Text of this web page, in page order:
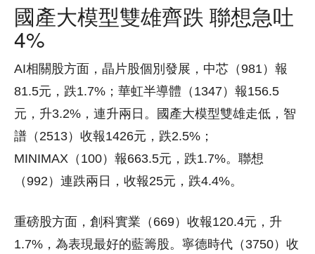
國產大模型雙雄齊跌 聯想急吐
4%
AI相關股方面，晶片股個別發展，中芯（981）報
81.5元，跌1.7%；華虹半導體（1347）報156.5
元，升3.2%，連升兩日。國產大模型雙雄走低，智
譜（2513）收報1426元，跌2.5%；
MINIMAX（100）報663.5元，跌1.7%。聯想
（992）連跌兩日，收報25元，跌4.4%。
重磅股方面，創科實業（669）收報120.4元，升
1.7%，為表現最好的藍籌股。寧德時代（3750）收